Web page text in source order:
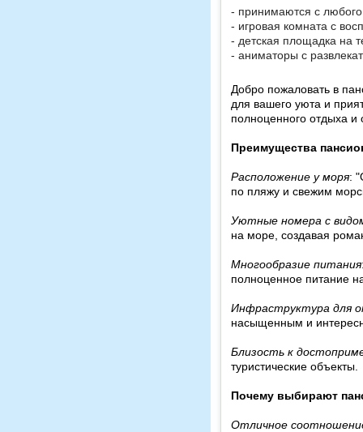
- принимаются с любого
- игровая комната с
- детская площадка на
- аниматоры с
Добро пожаловать в
для вашего уюта и
полноценного отдыха и
Преимущества
Расположение у моря:
по пляжу и свежим
Уютные номера с
на море, создавая
Многообразие питания
полноценное питание
Инфраструктура для
насыщенным и
Близость к
туристические объекты.
Почему выбирают
Отличное